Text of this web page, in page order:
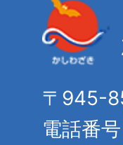
〒945-
電話番